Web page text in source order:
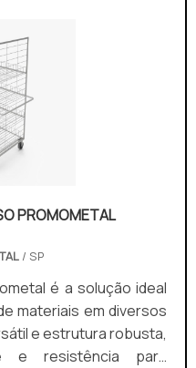
PROMOMETAL
/ SP
é a solução ideal
materiais em diversos
e estrutura robusta,
e resistência para